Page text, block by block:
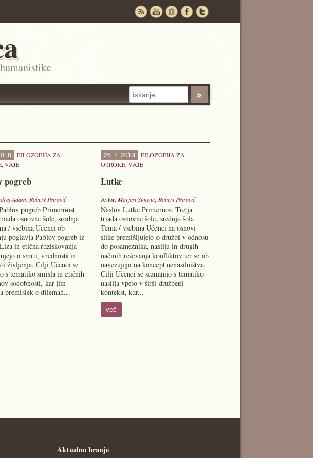
FILOZOFIJA ZA
, VAJE
pogreb
Adam, Robert Petrovič
pogreb Primernost
osnovne šole, srednja
/ vsebina Učenci ob
poglavja Pablov pogreb iz
in etična raziskovanja
o smrti, vrednosti in
življenja. Cilji Učenci se
s tematiko smisla in etičnih
sodobnosti, kar jim
premislek o dilemah...
26. 2. 2018
FILOZOFIJA ZA
OTROKE,VAJE
Lutke
Avtor:Marjan Šimenc, Robert Petrovič
Naslov Lutke Primernost Tretja
triada osnovne šole, srednja šola
Tema / vsebina Učenci na osnovi
slike premišljujejo o družbi v odnosu
do posameznika, nasilju in drugih
načinih reševanja konfliktov ter se ob
navezujejo na koncept nenasilništva.
Cilji Učenci se seznanijo s tematiko
nasilja vpeto v širši družbeni
kontekst, kar...
več
Aktualno branje